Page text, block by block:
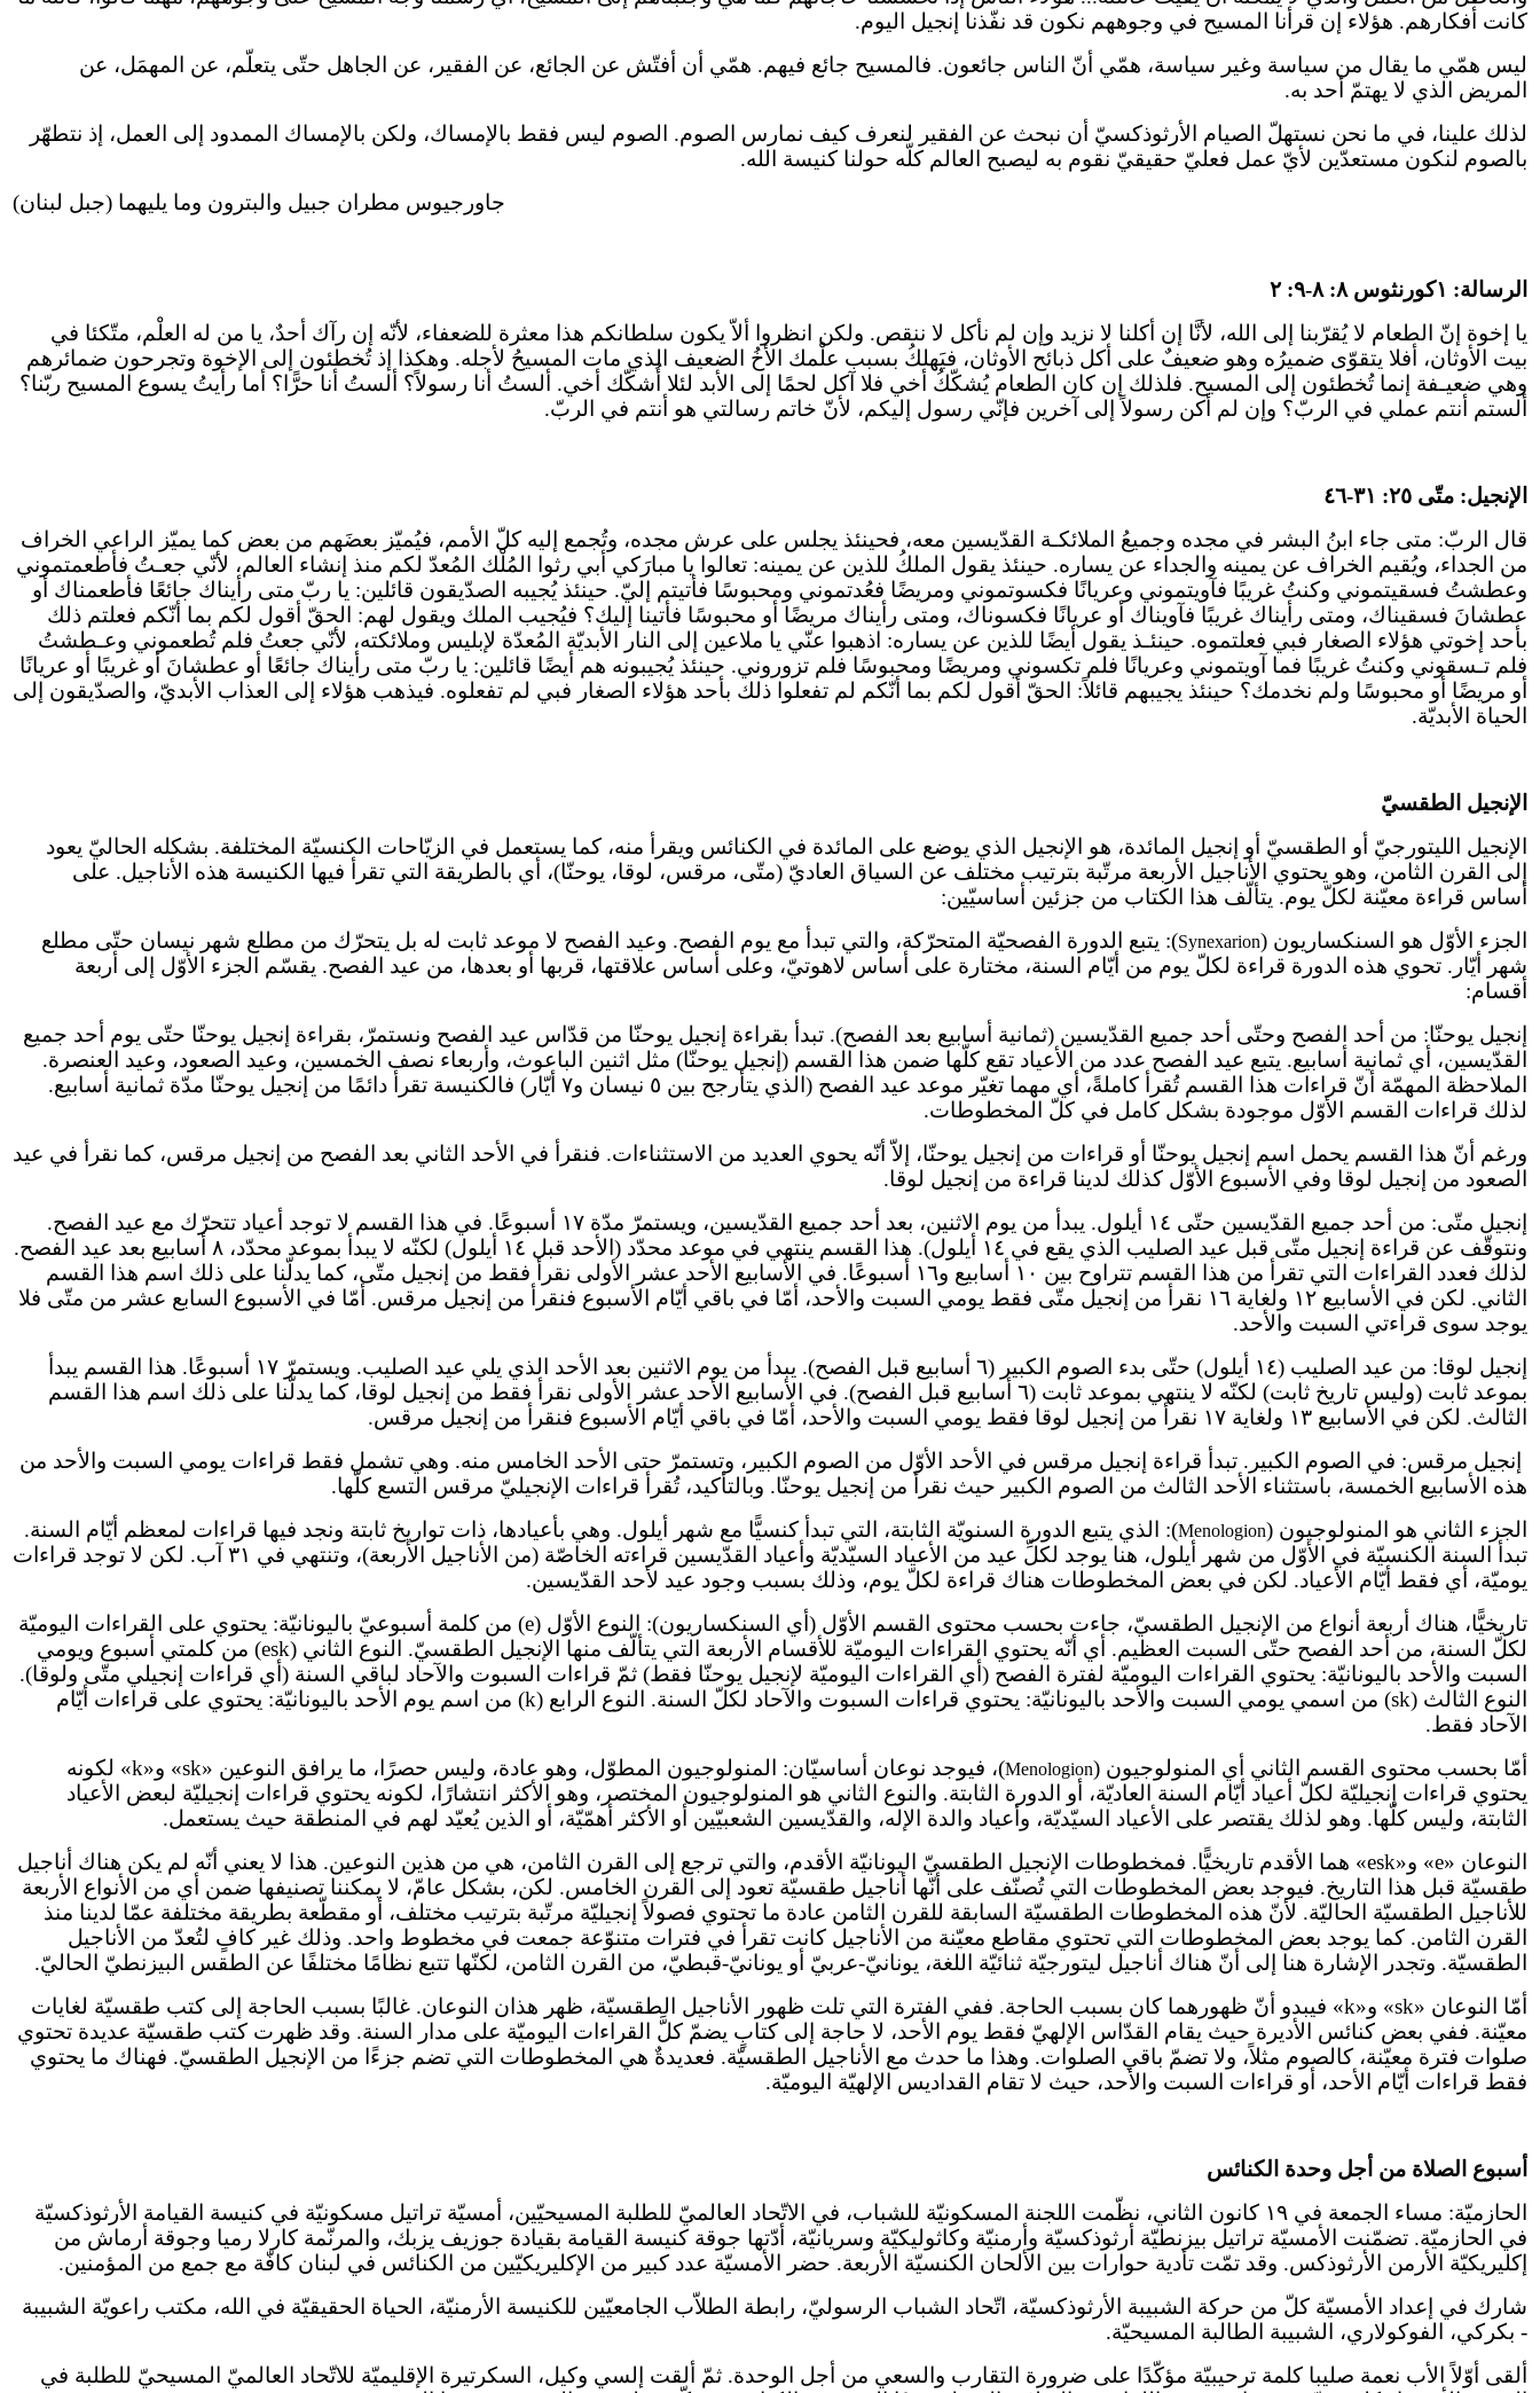
كانت أفكارهم. هؤلاء إن قرأنا المسيح في وجوههم نكون قد نفّذنا إنجيل اليوم.
ليس همّي ما يقال من سياسة وغير سياسة، همّي أنّ الناس جائعون. فالمسيح جائع فيهم. همّي أن أفتّش عن الجائع، عن الفقير، عن الجاهل حتّى يتعلّم، عن المهمَل، عن
المريض الذي لا يهتمّ أحد به.
لذلك علينا، في ما نحن نستهلّ الصيام الأرثوذكسيّ أن نبحث عن الفقير لنعرف كيف نمارس الصوم. الصوم ليس فقط بالإمساك، ولكن بالإمساك الممدود إلى العمل، إذ نتطهّر
بالصوم لنكون مستعدّين لأيّ عمل فعليّ حقيقيّ نقوم به ليصبح العالم كلّه حولنا كنيسة الله.
جاورجيوس مطران جبيل والبترون وما يليهما (جبل لبنان)
الرسالة: ١كورنثوس ٨: ٨-٩: ٢
يا إخوة إنّ الطعام لا يُقرّبنا إلى الله، لأنَّا إن أكلنا لا نزيد وإن لم نأكل لا ننقص. ولكن انظروا ألاّ يكون سلطانكم هذا معثرة للضعفاء، لأنّه إن رآك أحدٌ، يا من له العلْم، متّكئا في
بيت الأوثان، أفلا يتقوّى ضميرُه وهو ضعيفٌ على أكل ذبائح الأوثان، فيَهلكُ بسبب علْمك الأخُ الضعيف الذي مات المسيحُ لأجله. وهكذا إذ تُخطئون إلى الإخوة وتجرحون ضمائرهم
وهي ضعيـفة إنما تُخطئون إلى المسيح. فلذلك إن كان الطعام يُشكّكُ أخي فلا آكل لحمًا إلى الأبد لئلا أُشكّك أخي. ألستُ أنا رسولاً؟ ألستُ أنا حرًّا؟ أما رأيتُ يسوع المسيح ربّنا؟
ألستم أنتم عملي في الربّ؟ وإن لم أكن رسولاً إلى آخرين فإنّي رسول إليكم، لأنّ خاتم رسالتي هو أنتم في الربّ.
الإنجيل: متّى ٢٥: ٣١-٤٦
قال الربّ: متى جاء ابنُ البشر في مجده وجميعُ الملائكـة القدّيسين معه، فحينئذ يجلس على عرش مجده، وتُجمع إليه كلّ الأمم، فيُميّز بعضَهم من بعض كما يميّز الراعي الخراف
من الجداء، ويُقيم الخراف عن يمينه والجداء عن يساره. حينئذ يقول الملكُ للذين عن يمينه: تعالوا يا مبارَكي أبي رثوا المُلْك المُعدّ لكم منذ إنشاء العالم، لأنّي جعـتُ فأطعمتموني
وعطشتُ فسقيتموني وكنتُ غريبًا فآويتموني وعريانًا فكسوتموني ومريضًا فعُدتموني ومحبوسًا فأتيتم إليّ. حينئذ يُجيبه الصدّيقون قائلين: يا ربّ متى رأيناك جائعًا فأطعمناك أو
عطشانَ فسقيناك، ومتى رأيناك غريبًا فآويناك أو عريانًا فكسوناك، ومتى رأيناك مريضًا أو محبوسًا فأتينا إليك؟ فيُجيب الملك ويقول لهم: الحقّ أقول لكم بما أنّكم فعلتم ذلك
بأحد إخوتي هؤلاء الصغار فبي فعلتموه. حينئـذ يقول أيضًا للذين عن يساره: اذهبوا عنّي يا ملاعين إلى النار الأبديّة المُعدّة لإبليس وملائكته، لأنّي جعتُ فلم تُطعموني وعـطشتُ
فلم تـسقوني وكنتُ غريبًا فما آويتموني وعريانًا فلم تكسوني ومريضًا ومحبوسًا فلم تزوروني. حينئذ يُجيبونه هم أيضًا قائلين: يا ربّ متى رأيناك جائعًا أو عطشانَ أو غريبًا أو عريانًا
أو مريضًا أو محبوسًا ولم نخدمك؟ حينئذ يجيبهم قائلاً: الحقّ أقول لكم بما أنّكم لم تفعلوا ذلك بأحد هؤلاء الصغار فبي لم تفعلوه. فيذهب هؤلاء إلى العذاب الأبديّ، والصدّيقون إلى
الحياة الأبديّة.
الإنجيل الطقسيّ
الإنجيل الليتورجيّ أو الطقسيّ أو إنجيل المائدة، هو الإنجيل الذي يوضع على المائدة في الكنائس ويقرأ منه، كما يستعمل في الزيّاحات الكنسيّة المختلفة. بشكله الحاليّ يعود
إلى القرن الثامن، وهو يحتوي الأناجيل الأربعة مرتّبة بترتيب مختلف عن السياق العاديّ (متّى، مرقس، لوقا، يوحنّا)، أي بالطريقة التي تقرأ فيها الكنيسة هذه الأناجيل. على
أساس قراءة معيّنة لكلّ يوم. يتألّف هذا الكتاب من جزئين أساسيّين:
الجزء الأوّل هو السنكساريون (Synexarion): يتبع الدورة الفصحيّة المتحرّكة، والتي تبدأ مع يوم الفصح. وعيد الفصح لا موعد ثابت له بل يتحرّك من مطلع شهر نيسان حتّى مطلع
شهر أيّار. تحوي هذه الدورة قراءة لكلّ يوم من أيّام السنة، مختارة على أساس لاهوتيّ، وعلى أساس علاقتها، قربها أو بعدها، من عيد الفصح. يقسّم الجزء الأوّل إلى أربعة
أقسام:
إنجيل يوحنّا: من أحد الفصح وحتّى أحد جميع القدّيسين (ثمانية أسابيع بعد الفصح). تبدأ بقراءة إنجيل يوحنّا من قدّاس عيد الفصح ونستمرّ، بقراءة إنجيل يوحنّا حتّى يوم أحد جميع
القدّيسين، أي ثمانية أسابيع. يتبع عيد الفصح عدد من الأعياد تقع كلّها ضمن هذا القسم (إنجيل يوحنّا) مثل اثنين الباعوث، وأربعاء نصف الخمسين، وعيد الصعود، وعيد العنصرة.
الملاحظة المهمّة أنّ قراءات هذا القسم تُقرأ كاملةً، أي مهما تغيّر موعد عيد الفصح (الذي يتأرجح بين ٥ نيسان و٧ أيّار) فالكنيسة تقرأ دائمًا من إنجيل يوحنّا مدّة ثمانية أسابيع.
لذلك قراءات القسم الأوّل موجودة بشكل كامل في كلّ المخطوطات.
ورغم أنّ هذا القسم يحمل اسم إنجيل يوحنّا أو قراءات من إنجيل يوحنّا، إلاّ أنّه يحوي العديد من الاستثناءات. فنقرأ في الأحد الثاني بعد الفصح من إنجيل مرقس، كما نقرأ في عيد
الصعود من إنجيل لوقا وفي الأسبوع الأوّل كذلك لدينا قراءة من إنجيل لوقا.
إنجيل متّى: من أحد جميع القدّيسين حتّى ١٤ أيلول. يبدأ من يوم الاثنين، بعد أحد جميع القدّيسين، ويستمرّ مدّة ١٧ أسبوعًا. في هذا القسم لا توجد أعياد تتحرّك مع عيد الفصح.
ونتوقّف عن قراءة إنجيل متّى قبل عيد الصليب الذي يقع في ١٤ أيلول). هذا القسم ينتهي في موعد محدّد (الأحد قبل ١٤ أيلول) لكنّه لا يبدأ بموعد محدّد، ٨ أسابيع بعد عيد الفصح.
لذلك فعدد القراءات التي تقرأ من هذا القسم تتراوح بين ١٠ أسابيع و١٦ أسبوعًا. في الأسابيع الأحد عشر الأولى نقرأ فقط من إنجيل متّى، كما يدلّنا على ذلك اسم هذا القسم
الثاني. لكن في الأسابيع ١٢ ولغاية ١٦ نقرأ من إنجيل متّى فقط يومي السبت والأحد، أمّا في باقي أيّام الأسبوع فنقرأ من إنجيل مرقس. أمّا في الأسبوع السابع عشر من متّى فلا
يوجد سوى قراءتي السبت والأحد.
إنجيل لوقا: من عيد الصليب (١٤ أيلول) حتّى بدء الصوم الكبير (٦ أسابيع قبل الفصح). يبدأ من يوم الاثنين بعد الأحد الذي يلي عيد الصليب. ويستمرّ ١٧ أسبوعًا. هذا القسم يبدأ
بموعد ثابت (وليس تاريخ ثابت) لكنّه لا ينتهي بموعد ثابت (٦ أسابيع قبل الفصح). في الأسابيع الأحد عشر الأولى نقرأ فقط من إنجيل لوقا، كما يدلّنا على ذلك اسم هذا القسم
الثالث. لكن في الأسابيع ١٣ ولغاية ١٧ نقرأ من إنجيل لوقا فقط يومي السبت والأحد، أمّا في باقي أيّام الأسبوع فنقرأ من إنجيل مرقس.
إنجيل مرقس: في الصوم الكبير. تبدأ قراءة إنجيل مرقس في الأحد الأوّل من الصوم الكبير، وتستمرّ حتى الأحد الخامس منه. وهي تشمل فقط قراءات يومي السبت والأحد من
هذه الأسابيع الخمسة، باستثناء الأحد الثالث من الصوم الكبير حيث نقرأ من إنجيل يوحنّا. وبالتأكيد، تُقرأ قراءات الإنجيليّ مرقس التسع كلّها.
الجزء الثاني هو المنولوجيون (Menologion): الذي يتبع الدورة السنويّة الثابتة، التي تبدأ كنسيًّا مع شهر أيلول. وهي بأعيادها، ذات تواريخ ثابتة ونجد فيها قراءات لمعظم أيّام السنة.
تبدأ السنة الكنسيّة في الأوّل من شهر أيلول، هنا يوجد لكلِّ عيد من الأعياد السيّديّة وأعياد القدّيسين قراءته الخاصّة (من الأناجيل الأربعة)، وتنتهي في ٣١ آب. لكن لا توجد قراءات
يوميّة، أي فقط أيّام الأعياد. لكن في بعض المخطوطات هناك قراءة لكلّ يوم، وذلك بسبب وجود عيد لأحد القدّيسين.
تاريخيًّا، هناك أربعة أنواع من الإنجيل الطقسيّ، جاءت بحسب محتوى القسم الأوّل (أي السنكساريون): النوع الأوّل (e) من كلمة أسبوعيّ باليونانيّة: يحتوي على القراءات اليوميّة
لكلّ السنة، من أحد الفصح حتّى السبت العظيم. أي أنّه يحتوي القراءات اليوميّة للأقسام الأربعة التي يتألّف منها الإنجيل الطقسيّ. النوع الثاني (esk) من كلمتي أسبوع ويومي
السبت والأحد باليونانيّة: يحتوي القراءات اليوميّة لفترة الفصح (أي القراءات اليوميّة لإنجيل يوحنّا فقط) ثمّ قراءات السبوت والآحاد لباقي السنة (أي قراءات إنجيلي متّى ولوقا).
النوع الثالث (sk) من اسمي يومي السبت والأحد باليونانيّة: يحتوي قراءات السبوت والآحاد لكلّ السنة. النوع الرابع (k) من اسم يوم الأحد باليونانيّة: يحتوي على قراءات أيّام
الآحاد فقط.
أمّا بحسب محتوى القسم الثاني أي المنولوجيون (Menologion
)، فيوجد نوعان أساسيّان: المنولوجيون المطوّل، وهو عادة، وليس حصرًا، ما يرافق النوعين «sk» و«k» لكونه
يحتوي قراءات إنجيليّة لكلّ أعياد أيّام السنة العاديّة، أو الدورة الثابتة. والنوع الثاني هو المنولوجيون المختصر، وهو الأكثر انتشارًا، لكونه يحتوي قراءات إنجيليّة لبعض الأعياد
الثابتة، وليس كلّها. وهو لذلك يقتصر على الأعياد السيّديّة، وأعياد والدة الإله، والقدّيسين الشعبيّين أو الأكثر أهمّيّة، أو الذين يُعيّد لهم في المنطقة حيث يستعمل.
النوعان «e» و«esk» هما الأقدم تاريخيًّا. فمخطوطات الإنجيل الطقسيّ اليونانيّة الأقدم، والتي ترجع إلى القرن الثامن، هي من هذين النوعين. هذا لا يعني أنّه لم يكن هناك أناجيل
طقسيّة قبل هذا التاريخ. فيوجد بعض المخطوطات التي تُصنّف على أنّها أناجيل طقسيّة تعود إلى القرن الخامس. لكن، بشكل عامّ، لا يمكننا تصنيفها ضمن أي من الأنواع الأربعة
للأناجيل الطقسيّة الحاليّة. لأنّ هذه المخطوطات الطقسيّة السابقة للقرن الثامن عادة ما تحتوي فصولاً إنجيليّة مرتّبة بترتيب مختلف، أو مقطّعة بطريقة مختلفة عمّا لدينا منذ
القرن الثامن. كما يوجد بعض المخطوطات التي تحتوي مقاطع معيّنة من الأناجيل كانت تقرأ في فترات متنوّعة جمعت في مخطوط واحد. وذلك غير كافٍ لتُعدّ من الأناجيل
الطقسيّة. وتجدر الإشارة هنا إلى أنّ هناك أناجيل ليتورجيّة ثنائيّة اللغة، يونانيّ-عربيّ أو يونانيّ-قبطيّ، من القرن الثامن، لكنّها تتبع نظامًا مختلفًا عن الطقس البيزنطيّ الحاليّ.
أمّا النوعان «sk» و«k» فيبدو أنّ ظهورهما كان بسبب الحاجة. ففي الفترة التي تلت ظهور الأناجيل الطقسيّة، ظهر هذان النوعان. غالبًا بسبب الحاجة إلى كتب طقسيّة لغايات
معيّنة. ففي بعض كنائس الأديرة حيث يقام القدّاس الإلهيّ فقط يوم الأحد، لا حاجة إلى كتابٍ يضمّ كلَّ القراءات اليوميّة على مدار السنة. وقد ظهرت كتب طقسيّة عديدة تحتوي
صلوات فترة معيّنة، كالصوم مثلاً، ولا تضمّ باقي الصلوات. وهذا ما حدث مع الأناجيل الطقسيّة. فعديدةٌ هي المخطوطات التي تضم جزءًا من الإنجيل الطقسيّ. فهناك ما يحتوي
فقط قراءات أيّام الأحد، أو قراءات السبت والأحد، حيث لا تقام القداديس الإلهيّة اليوميّة.
أسبوع الصلاة من أجل وحدة الكنائس
الحازميّة: مساء الجمعة في ١٩ كانون الثاني، نظّمت اللجنة المسكونيّة للشباب، في الاتّحاد العالميّ للطلبة المسيحيّين، أمسيّة تراتيل مسكونيّة في كنيسة القيامة الأرثوذكسيّة
في الحازميّة. تضمّنت الأمسيّة تراتيل بيزنطيّة أرثوذكسيّة وأرمنيّة وكاثوليكيّة وسريانيّة، أدّتها جوقة كنيسة القيامة بقيادة جوزيف يزبك، والمرنّمة كارلا رميا وجوقة أرماش من
إكليريكيّة الأرمن الأرثوذكس. وقد تمّت تأدية حوارات بين الألحان الكنسيّة الأربعة. حضر الأمسيّة عدد كبير من الإكليريكيّين من الكنائس في لبنان كافّة مع جمع من المؤمنين.
شارك في إعداد الأمسيّة كلّ من حركة الشبيبة الأرثوذكسيّة، اتّحاد الشباب الرسوليّ، رابطة الطلاّب الجامعيّين للكنيسة الأرمنيّة، الحياة الحقيقيّة في الله، مكتب راعويّة الشبيبة
- بكركي، الفوكولاري، الشبيبة الطالبة المسيحيّة.
ألقى أوّلاً الأب نعمة صليبا كلمة ترحيبيّة مؤكّدًا على ضرورة التقارب والسعي من أجل الوحدة. ثمّ ألقت إلسي وكيل، السكرتيرة الإقليميّة للاتّحاد العالميّ المسيحيّ للطلبة في